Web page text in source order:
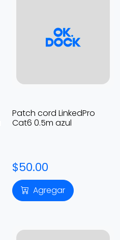
Patch cord LinkedPro
Cat6 0.5m azul
$50.00
Agregar